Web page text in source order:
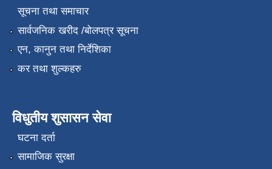
सूचना तथा समाचार
सार्वजनिक खरीद /बोलपत्र सूचना
एन, कानुन तथा निर्देशिका
कर तथा शुल्कहरु
विधुतीय शुसासन सेवा
घटना दर्ता
सामाजिक सुरक्षा